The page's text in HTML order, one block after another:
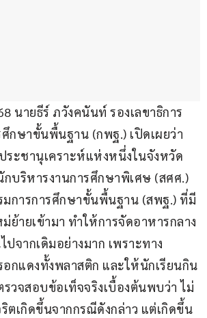
นายธีร์ ภวังคนันท์ รองเลขาธิการ
กษาขั้นพื้นฐาน (กพฐ.) เปิดเผยว่า
ระชานุเคราะห์แห่งหนึ่งในจังหวัด
กบริหารงานการศึกษาพิเศษ (สศศ.)
การการศึกษาขั้นพื้นฐาน (สพฐ.) ที่มี
ย้ายเข้ามา ทำให้การจัดอาหารกลาง
ปจากเดิมอย่างมาก เพราะทาง
อกแดงทั้งพลาสติก และให้นักเรียนกิน
วจสอบข้อเท็จจริงเบื้องต้นพบว่า ไม่
ตเกิดขึ้นจากกรณีดังกล่าว แต่เกิดขึ้น